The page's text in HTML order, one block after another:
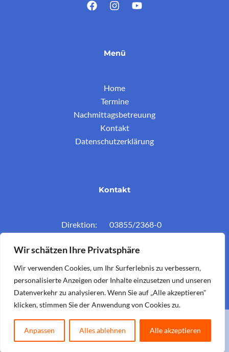
Wir schätzen Ihre Privatsphäre
Wir verwenden Cookies, um Ihr Surferlebnis zu verbessern,
personalisierte Anzeigen oder Inhalte einzusetzen und unseren
Datenverkehr zu analysieren. Wenn Sie auf „Alle akzeptieren"
klicken, stimmen Sie der Anwendung von Cookies zu.
Anpassen Alles ablehnen Alle akzeptieren
Menü
Home
Termine
Nachmittagsbetreuung
Kontakt
Datenschutzerklärung
Kontakt
Direktion: 03855/2368-0
Mail: vs.krieglach@twin.at
Copyright © 2026 Volksschule Krieglach. Powered byKoerbler